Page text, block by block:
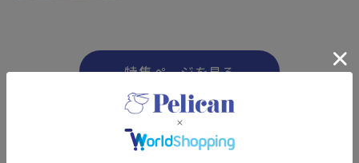
特集ページを見る